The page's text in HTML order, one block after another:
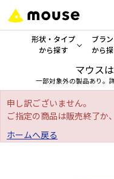
形状・タイプ
から探す
形状・タイプから探
デスクトップPC
ノートPC
ブラ
から
マウス
一部対象外の製品あり。
申し訳ございません。
ご指定の商品は販売終了か
ホームへ戻る